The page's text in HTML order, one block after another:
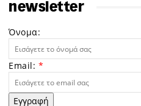
newsletter
Όνομα:
Email: *
Εγγραφή